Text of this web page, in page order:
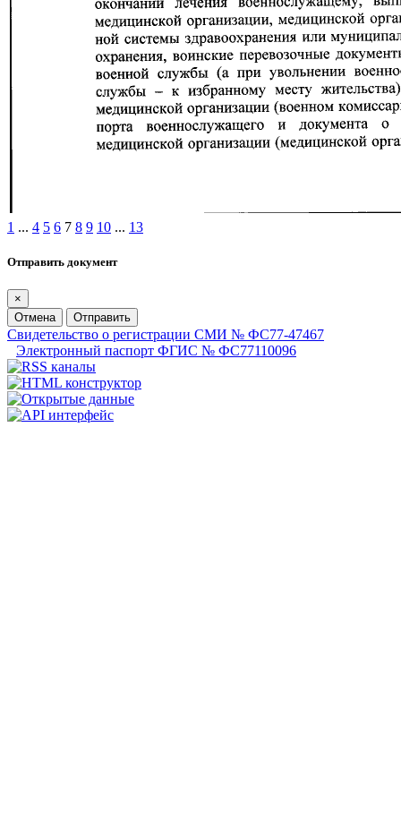
1 ... 4 5 6 7 8 9 10 ... 13
Отправить документ
×
Отмена
Отправить
Свидетельство о регистрации СМИ № ФС77-47467
Электронный паспорт ФГИС № ФС77110096